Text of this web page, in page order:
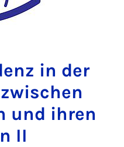
in der
und ihren
II